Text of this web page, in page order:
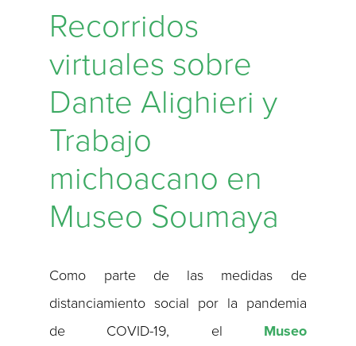
Recorridos
virtuales sobre
Dante Alighieri y
Trabajo
michoacano en
Museo Soumaya
Como parte de las medidas de
distanciamiento social por la pandemia
de COVID-19, el Museo